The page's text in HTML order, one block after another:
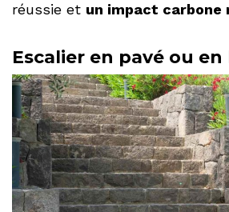
réussie et un impact carbone
Escalier en pavé ou